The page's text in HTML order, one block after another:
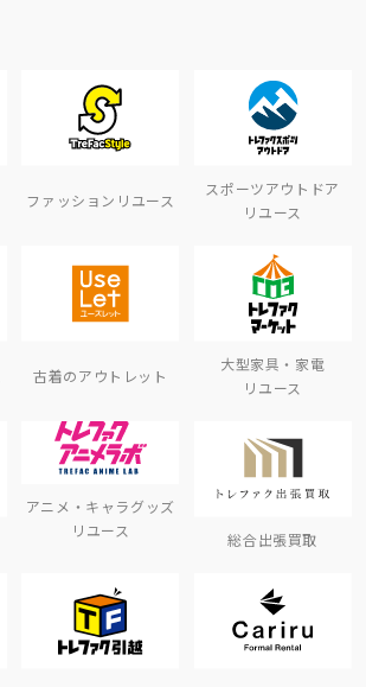
ファッションリユース
スポーツアウトドア
リユース
古着のアウトレット
大型家具・家電
リユース
アニメ・キャラグッズ
リユース
総合出張買取